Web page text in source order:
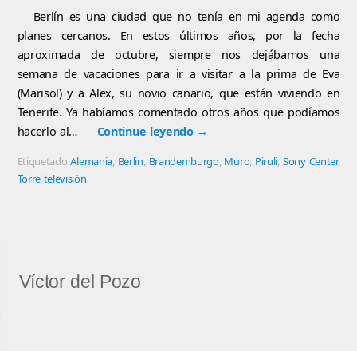
Berlín es una ciudad que no tenía en mi agenda como
planes cercanos. En estos últimos años, por la fecha
aproximada de octubre, siempre nos dejábamos una
semana de vacaciones para ir a visitar a la prima de Eva
(Marisol) y a Alex, su novio canario, que están viviendo en
Tenerife. Ya habíamos comentado otros años que podíamos
hacerlo al…
Continue leyendo →
EtiquetadoAlemania, Berlin, Brandemburgo, Muro, Piruli, Sony Center,
Torre televisión
Víctor del Pozo